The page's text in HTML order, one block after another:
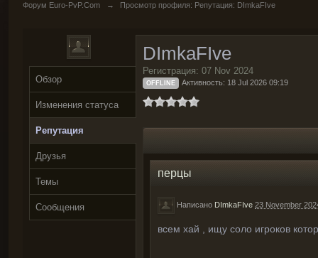
Форум Euro-PvP.Com → Просмотр профиля: Репутация: DImkaFIve
Обзор
Изменения статуса
Репутация
Друзья
Темы
Сообщения
DImkaFIve
Регистрация: 07 Nov 2024
OFFLINE Активность: 18 Jul 2026 09:19
перцы
Написано DImkaFIve 23 November
всем хай , ищу соло игроков